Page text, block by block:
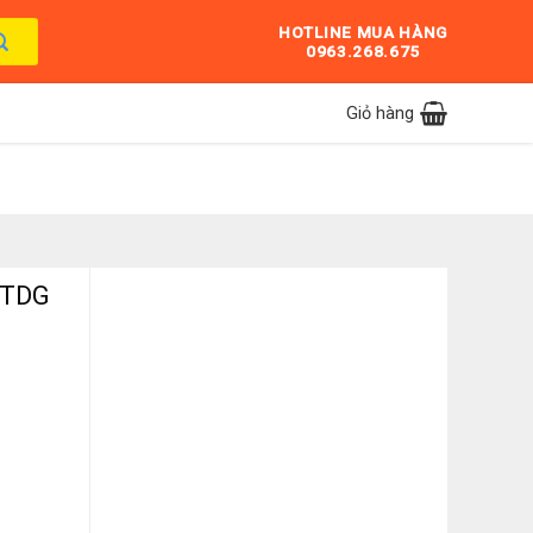
HOTLINE MUA HÀNG
0963.268.675
Giỏ hàng